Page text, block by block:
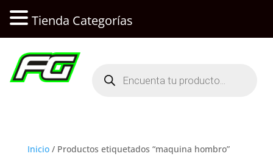
productos
Inicio/ Productos etiquetados “maquina hombro”
Tienda Categorías